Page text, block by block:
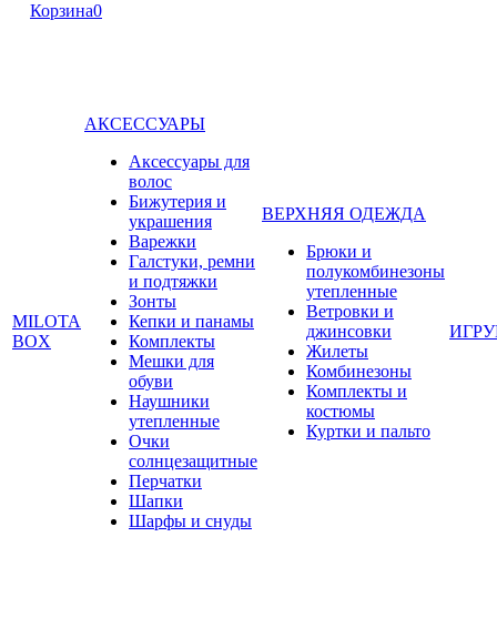
Корзина0
MILOTA
BOX
АКСЕССУАРЫ
Аксессуары для
волос
Бижутерия и
украшения
Варежки
Галстуки, ремни
и подтяжки
Зонты
Кепки и панамы
Комплекты
Мешки для
обуви
Наушники
утепленные
Очки
солнцезащитные
Перчатки
Шапки
Шарфы и снуды
ВЕРХНЯЯ ОДЕЖДА
Брюки и
полукомбинезоны
утепленные
Ветровки и
джинсовки
Жилеты
Комбинезоны
Комплекты и
костюмы
Куртки и пальто